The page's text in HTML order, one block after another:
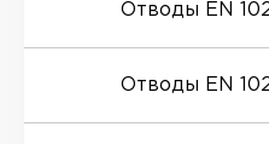
Отводы EN
Отводы EN